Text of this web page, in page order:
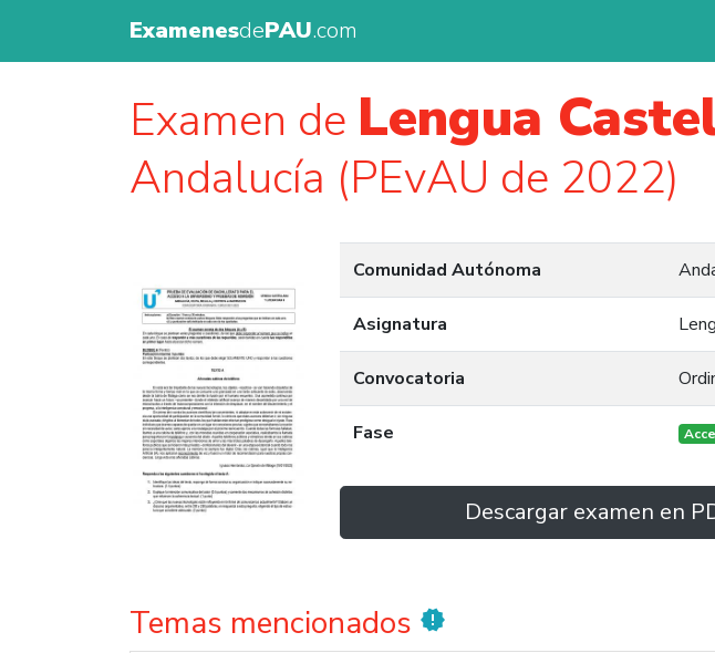
ExamenesdePAU.com
Examen de Lengua
Andalucía (PEvAU de 2022)
Comunidad Autónoma
Asignatura
Convocatoria
Fase
Descargar examen en
Temas mencionados new_releases